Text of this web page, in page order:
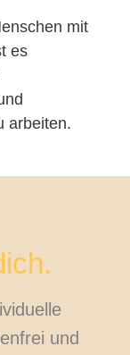
mit
es
arbeiten.
und